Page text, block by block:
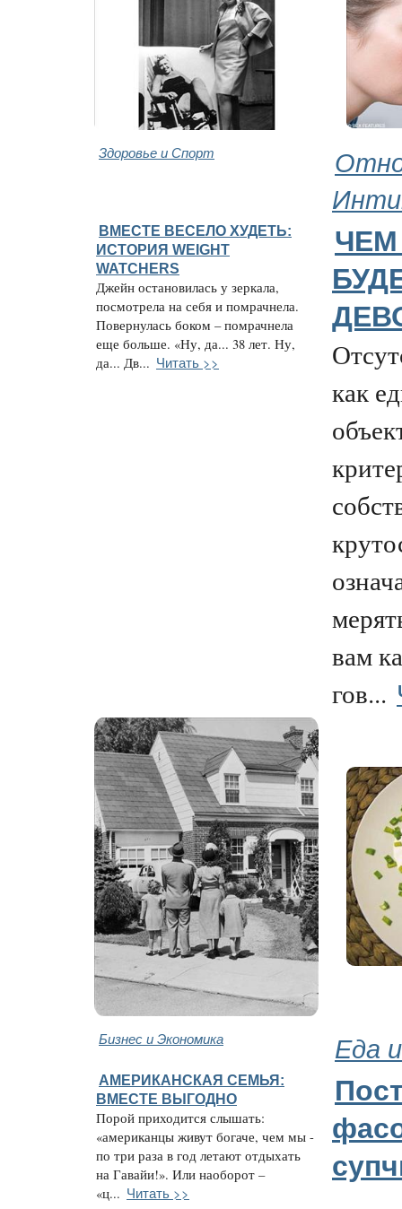
Здоровье и Спорт
ВМЕСТЕ ВЕСЕЛО ХУДЕТЬ:
ИСТОРИЯ WEIGHT
WATCHERS
Джейн остановилась у зеркала,
посмотрела на себя и помрачнела.
Повернулась боком – помрачнела
еще больше. «Ну, да... 38 лет. Ну,
да... Дв... Читать >>
как
вам
гов...
Бизнес и Экономика Еда
АМЕРИКАНСКАЯ СЕМЬЯ:
ВМЕСТЕ ВЫГОДНО
Порой приходится слышать:
«американцы живут богаче, чем мы -
по три раза в год летают отдыхать
на Гавайи!». Или наоборот –
«ц... Читать >>